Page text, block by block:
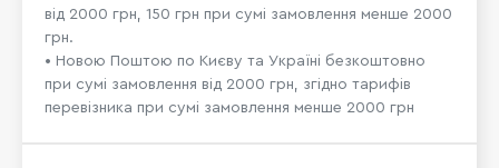
від 2000 грн, 150 грн при сумі замовлення менше 2000
грн.
• Новою Поштою по Києву та Україні безкоштовно
при сумі замовлення від 2000 грн, згідно тарифів
перевізника при сумі замовлення менше 2000 грн